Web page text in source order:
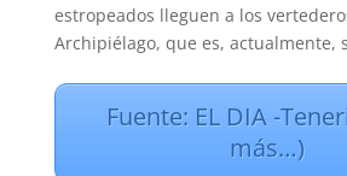
estropeados lleguen a los
Archipiélago, que es, actualmente,
Fuente: EL DIA -
más…)